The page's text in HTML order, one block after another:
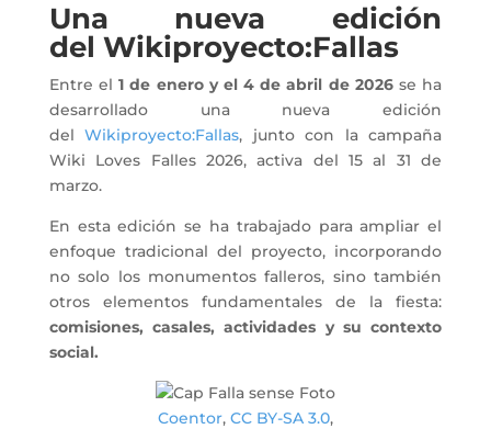
Una nueva edición
del Wikiproyecto:Fallas
Entre el1 de enero y el 4 de abril de 2026se ha
desarrollado una nueva edición
delWikiproyecto:Fallas, junto con la campaña
Wiki Loves Falles 2026, activa del 15 al 31 de
marzo.
En esta edición se ha trabajado para ampliar el
enfoque tradicional del proyecto, incorporando
no solo los monumentos falleros, sino también
otros elementos fundamentales de la fiesta:
comisiones, casales, actividades y su contexto
social.
Coentor, CC BY-SA 3.0,